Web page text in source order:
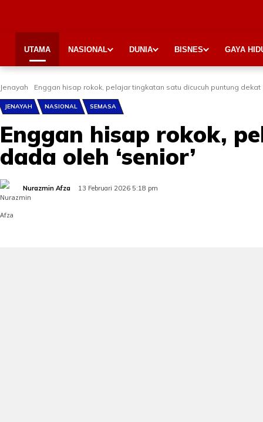
UTAMA NASIONAL DUNIA BISNES GAYA
Jenayah Enggan hisap rokok, pelajar tingkatan satu dicucuh puntung
JENAYAH NASIONAL SEMASA
Enggan hisap rokok,
dada oleh ‘senior’
Nurazmin Afza 13 Februari 2026 5:18 pm